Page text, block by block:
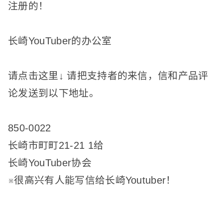
注册的！
长崎YouTuber的办公室
请点击这里↓请把支持者的来信，信和产品评
论发送到以下地址。
850-0022
长崎市町町21-21 1给
长崎YouTuber协会
※很高兴有人能写信给长崎Youtuber！